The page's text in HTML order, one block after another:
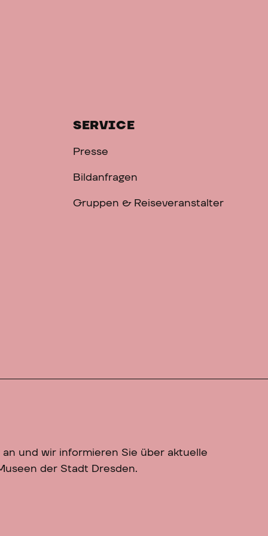
SERVICE
Presse
Bildanfragen
Gruppen & Reiseveranstalter
und wir informieren Sie über aktuelle
der Stadt Dresden.